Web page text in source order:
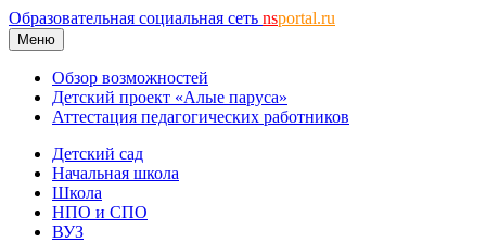
Образовательная социальная сеть nsportal.ru
Меню
Обзор возможностей
Детский проект «Алые паруса»
Аттестация педагогических работников
Детский сад
Начальная школа
Школа
НПО и СПО
ВУЗ